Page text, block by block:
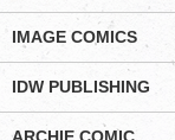
IMAGE COMICS
IDW PUBLISHING